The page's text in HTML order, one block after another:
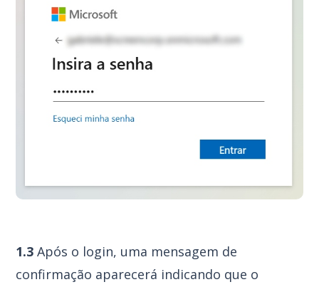
1.3 Após o login, uma mensagem de
confirmação aparecerá indicando que o